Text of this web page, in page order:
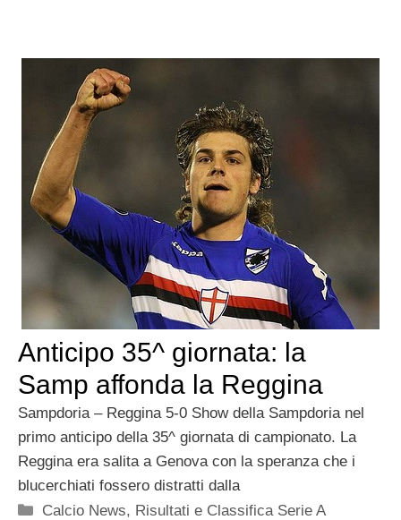
Anticipo 35^ giornata: la
Samp affonda la Reggina
Sampdoria – Reggina 5-0 Show della Sampdoria nel
primo anticipo della 35^ giornata di campionato. La
Reggina era salita a Genova con la speranza che i
blucerchiati fossero distratti dalla
Categorie
Calcio News, Risultati e Classifica Serie A